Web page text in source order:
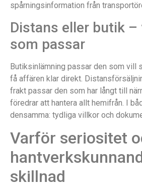
spårningsinformation från
Distans eller butik –
som passar
Butiksinlämning passar den som vill
få affären klar direkt.
frakt passar den som har långt till
föredrar att hantera allt hemifrån. I
densamma: tydliga villkor och
Varför seriositet
skillnad